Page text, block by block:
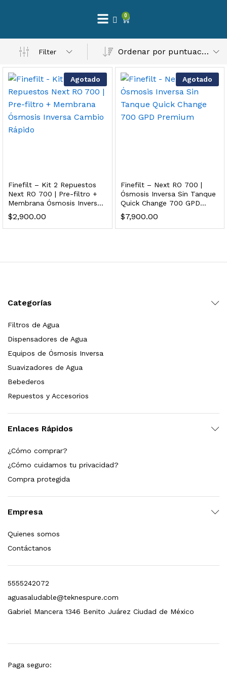
0
Filter Ordenar por puntuación media
Agotado
Finefilt – Kit 2 Repuestos
Next RO 700 | Pre-filtro +
Membrana Ósmosis Inversa
Cambio Rápido
$2,900.00
Agotado
Finefilt – Next RO 700 |
Ósmosis Inversa Sin Tanque
Quick Change 700 GPD
Premium
$7,900.00
Categorías
Filtros de Agua
Dispensadores de Agua
Equipos de Ósmosis Inversa
Suavizadores de Agua
Bebederos
Repuestos y Accesorios
Enlaces Rápidos
¿Cómo comprar?
¿Cómo cuidamos tu privacidad?
Compra protegida
Empresa
Quienes somos
Contáctanos
5555242072
aguasaludable@teknespure.com
Gabriel Mancera 1346 Benito Juárez Ciudad de México
Paga seguro:
– Máxima Calidad En Filtración
3,900.00
al carrito
al carrito
Esterilizador UV 25 Watts 4 Pines
Cafetera (Cartucho de Repuesto)
2,899.00
al carrito
SS304 Natural Cepillado | Agua Purificada
699.00
L/h, con filtración Welltek WT-WFS600-4S